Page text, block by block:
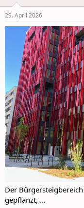
s
:
29. April 2026
Der
gepflanzt, ...